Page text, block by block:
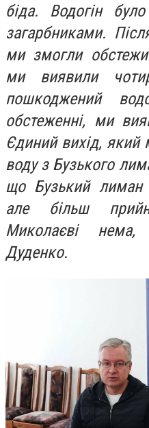
біда. Водогін
загарбниками.
ми змогли
ми виявили
пошкоджений
обстеженні, ми
Єдиний вихід,
воду з Бузького
що Бузький
але більш
Миколаєві
Дуденко.